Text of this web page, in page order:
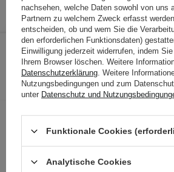
36,99 € /Stk.
IN DEN
Folgende Produkte
anderen
nachsehen, welche Daten sowohl von uns
Partnern zu welchem Zweck erfasst
entscheiden, ob und wem Sie die
den erforderlichen Funktionsdaten)
Einwilligung jederzeit widerrufen, indem
Ihrem Browser löschen. Weitere
Datenschutzerklärung . Weitere
Nutzungsbedingungen und zum
unter Datenschutz und
Funktionale Cookies
Analytische Cookies